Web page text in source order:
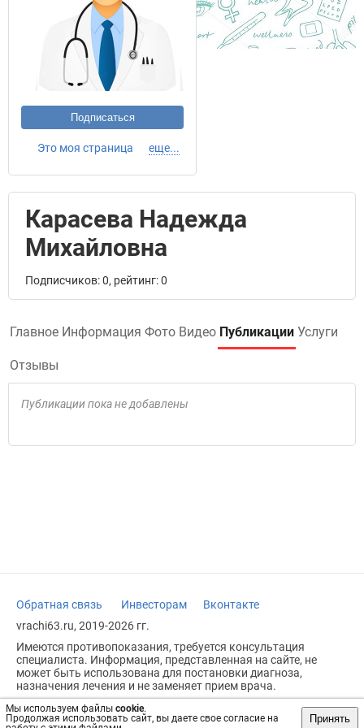
Мы используем файлы cookie.
Продолжая использовать сайт, вы даете свое согласие на
Принять
Подписаться
Это моя страница еще...
Карасева Надежда
Михайловна
Подписчиков: 0, рейтинг: 0
Главное Информация Фото Видео Публикации Услуги
Отзывы
Публикации пока не добавлены
Обратная связь Инвесторам
Вконтакте
vrachi63.ru, 2019-2026 гг.
Имеются противопоказания, требуется консультация
специалиста. Информация, представленная на сайте, не
может быть использована для постановки диагноза,
назначения лечения и не заменяет прием врача.
Возрастное ограничение: 18+